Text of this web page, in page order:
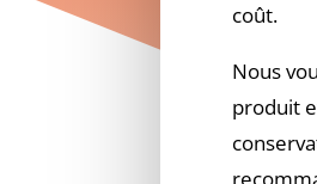
coût.
Nous
produit